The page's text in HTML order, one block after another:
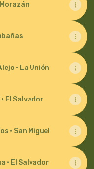
· La Unión
El Salvador
· San Miguel
· El Salvador